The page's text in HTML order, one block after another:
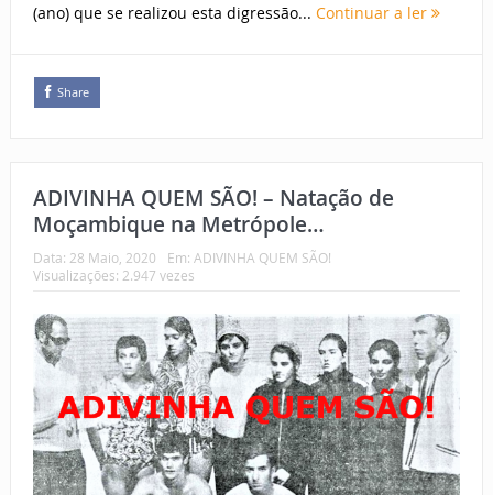
(ano) que se realizou esta digressão... Continuar a ler
Share
ADIVINHA QUEM SÃO! – Natação de
Moçambique na Metrópole…
Data: 28 Maio, 2020 Em: ADIVINHA QUEM SÃO!
Visualizações: 2.947 vezes